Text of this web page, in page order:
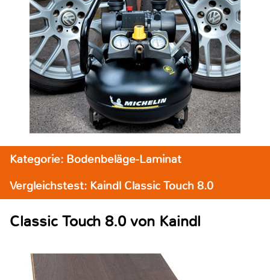
Kategorie: Bodenbeläge-Laminat
Vergleichstest: Kaindl Classic Touch 8.0
Classic Touch 8.0 von Kaindl